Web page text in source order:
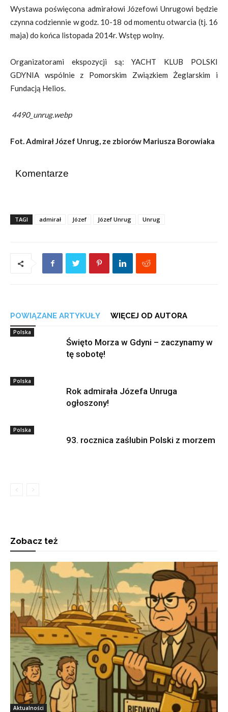
Wystawa poświęcona admirałowi Józefowi Unrugowi będzie
czynna codziennie w godz. 10-18 od momentu otwarcia (tj. 16
maja) do końca listopada 2014r. Wstęp wolny.
Organizatorami ekspozycji są: YACHT KLUB POLSKI
GDYNIA wspólnie z Pomorskim Związkiem Żeglarskim i
Fundacją Helios.
4490_unrug.webp
Fot. Admirał Józef Unrug, ze zbiorów Mariusza Borowiaka
Komentarze
TAGI admirał Józef Józef Unrug Unrug
POWIĄZANE ARTYKUŁY WIĘCEJ OD AUTORA
Polska
Święto Morza w Gdyni – zaczynamy w
tę sobotę!
Polska
Rok admirała Józefa Unruga
ogłoszony!
Polska
93. rocznica zaślubin Polski z morzem
Zobacz też
Aktualności